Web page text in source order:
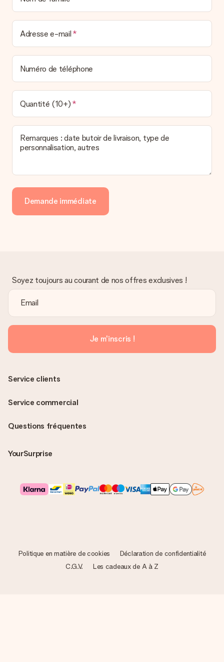
Adresse e-mail
Numéro de téléphone
Quantité (10+)
Remarques : date butoir de livraison, type de
personnalisation, autres
Demande immédiate
Soyez toujours au courant de nos offres exclusives !
Je m'inscris !
Questions fréquentes
YourSurprise
Service clients
Service commercial
Politique en matière de cookies
Déclaration de confidentialité
C.G.V.
Les cadeaux de A à Z